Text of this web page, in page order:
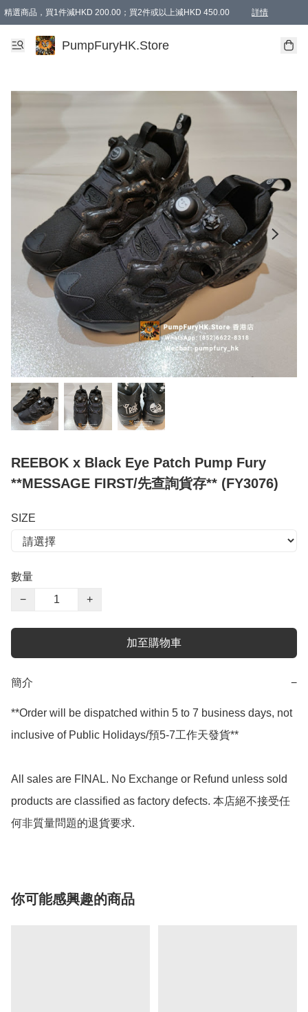
精選商品，買1件減HKD 200.00；買2件或以上減HKD 450.00 詳情
AAPE商品,會員專享9折或以上（按會員等級）AAPE products, members can
精選商品，任選買2件或以上減HKD 100.00
購物滿 HKD 800.00即享免運費優惠！（適用於 特定的送貨方式 )
PumpFuryHK.Store
REEBOK x Black Eye Patch Pump Fury
**MESSAGE FIRST/先查詢貨存** (FY3076)
SIZE
數量
−
+
加至購物車
簡介 −
**Order will be dispatched within 5 to 7 business days, not
inclusive of Public Holidays/預5-7工作天發貨**
All sales are FINAL. No Exchange or Refund unless sold
products are classified as factory defects. 本店絕不接受任
何非質量問題的退貨要求.
你可能感興趣的商品